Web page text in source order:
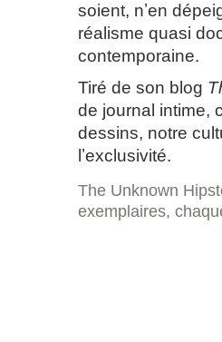
soient, nʼen
réalisme quasi
contemporaine.
Tiré de son blog
de journal intime,
dessins, notre
lʼexclusivité.
The Unknown
exemplaires,